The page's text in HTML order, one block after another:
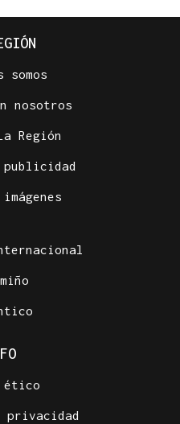
somos
nosotros
Región
ético